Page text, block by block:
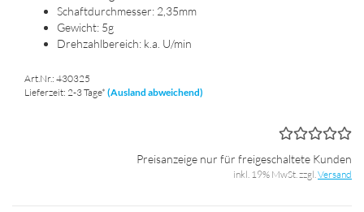
Schaft­durch­mes­ser: 2,35mm
Ge­wicht: 5g
Dreh­zahl­be­reich: k.a. U/min
Art.Nr.: 430325
Lieferzeit: 2-3 Tage* (Ausland abweichend)
Preisanzeige nur für freigeschaltete Kunden
inkl. 19% MwSt. zzgl.Versand